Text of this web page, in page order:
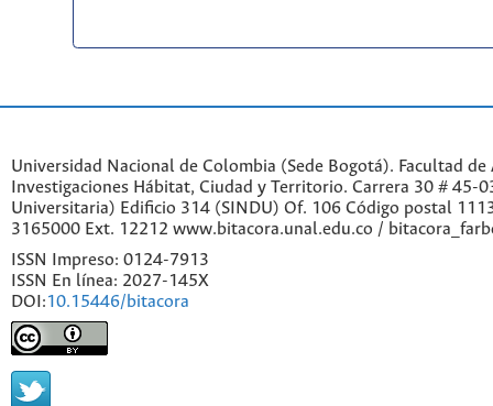
Universidad Nacional de Colombia (Sede Bogotá). Facultad
Investigaciones Hábitat, Ciudad y Territorio. Carrera 30 # 45-
Universitaria) Edificio 314 (SINDU) Of. 106 Código postal
3165000 Ext. 12212 www.bitacora.unal.edu.co /
ISSN Impreso: 0124-7913
ISSN En línea: 2027-145X
DOI:10.15446/bitacora